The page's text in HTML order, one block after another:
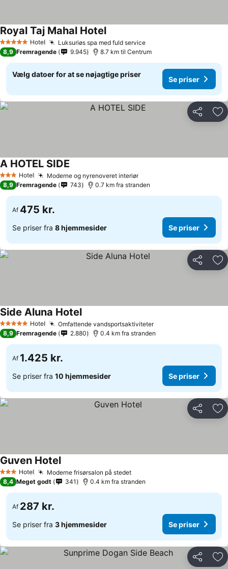
5 Stjerner Hotel Luksuriøs spa med fuld service
Royal Taj Mahal Hotel
8,9 Fremragende 9.945 8.7 km til Centrum
Vælg datoer for at se nøjagtige priser
Se priser
Del
3 StjernerHotel Moderne og nyrenoveret interiør
A HOTEL SIDE
8,9 Fremragende 743 0.7 km fra stranden
Af 475 kr.
Se priser fra 8 hjemmesider Se priser
Del
5 Stjerner Hotel Omfattende vandsportsaktiviteter
Side Aluna Hotel
8,9 Fremragende 2.880 0.4 km fra stranden
Af 1.425 kr.
Se priser fra 10 hjemmesider Se priser
Del
3 StjernerHotel Moderne frisørsalon på stedet
Guven Hotel
8,4 Meget godt 341 0.4 km fra stranden
Af 287 kr.
Se priser fra 3 hjemmesider Se priser
Del